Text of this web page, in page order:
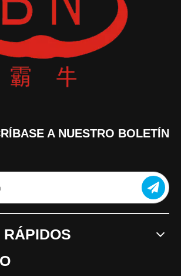
A NUESTRO BOLETÍN